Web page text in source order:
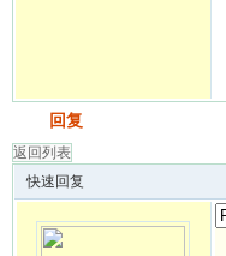
回复
返回列表
快速回复